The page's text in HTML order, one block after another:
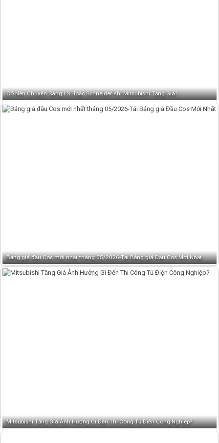
Có Nên Chuyển Sang LS Hoặc Schneider Khi Mitsubishi Tăng Giá?
Bảng giá đầu Cos mới nhất tháng 05/2026-Tải Bảng giá Đầu Cos Mới Nhất
Mitsubishi Tăng Giá Ảnh Hưởng Gì Đến Thi Công Tủ Điện Công Nghiệp?